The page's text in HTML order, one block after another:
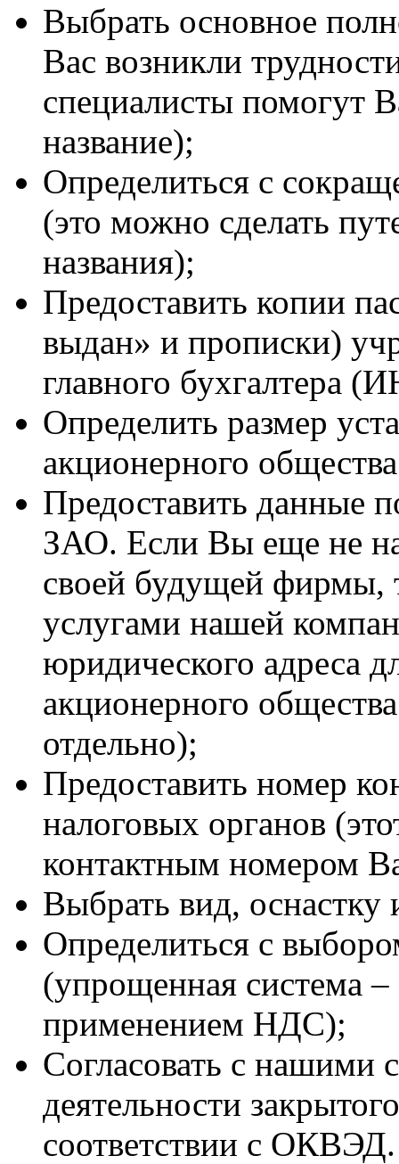
Выбрать основное
Вас возникли
специалисты помогут
название);
Определиться с
(это можно сделать
названия);
Предоставить копии
выдан» и прописки)
главного бухгалтера
Определить размер
акционерного
Предоставить данные
ЗАО. Если Вы еще не
своей будущей фирмы,
услугами нашей
юридического адреса
акционерного
отдельно);
Предоставить номер
налоговых органов
контактным номером
Выбрать вид, оснастку
Определиться с
(упрощенная система
применением НДС);
Согласовать с нашими
деятельности
соответствии с ОКВЭД.